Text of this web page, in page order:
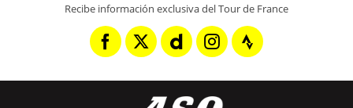
Recibe información exclusiva del Tour de France